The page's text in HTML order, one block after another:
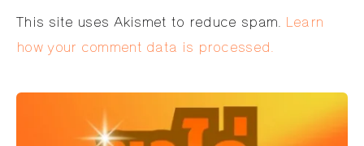
Alternative:
This site uses Akismet to reduce spam. Learn
how your comment data is processed.